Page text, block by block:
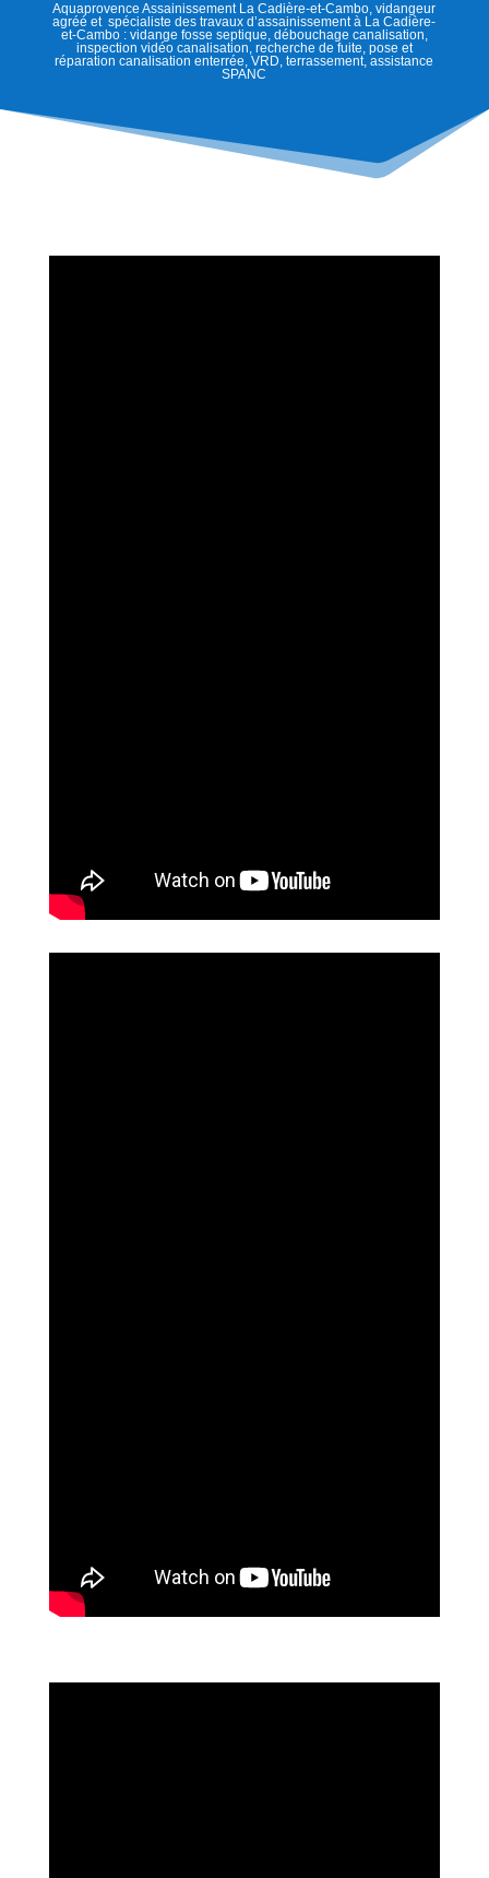
Aquaprovence Assainissement La Cadière-et-Cambo, vidangeur
agréé et spécialiste des travaux d’assainissement à La Cadière-
et-Cambo : vidange fosse septique, débouchage canalisation,
inspection vidéo canalisation, recherche de fuite, pose et
réparation canalisation enterrée, VRD, terrassement, assistance
SPANC